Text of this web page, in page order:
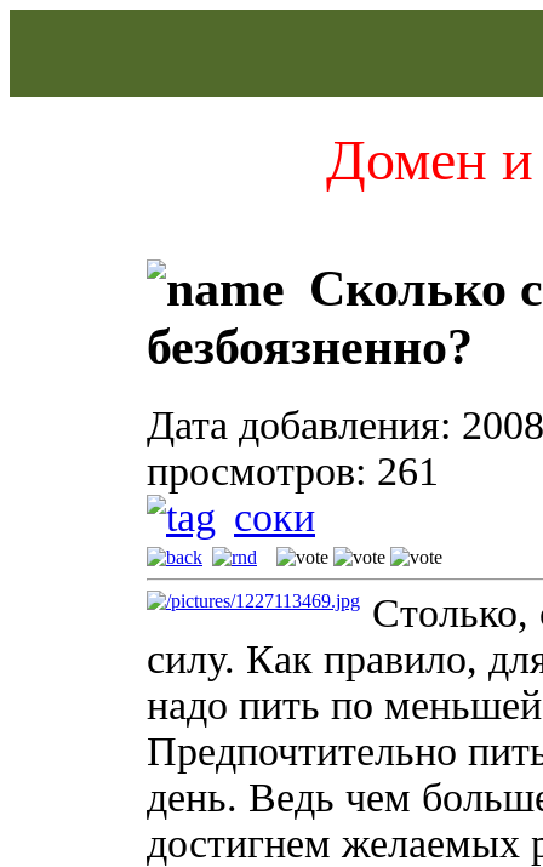
Домен и
Сколько
безбоязненно?
Дата добавления:
просмотров: 261
соки
Столько,
силу. Как правило,
надо пить по
Предпочтительно
день. Ведь чем
достигнем желаемых